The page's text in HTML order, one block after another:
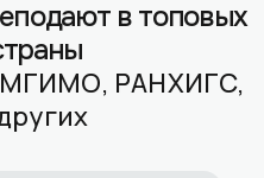
в топовых
РАНХИГС,